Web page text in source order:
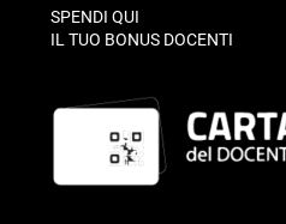
SPENDI QUI
IL TUO BONUS DOCENTI